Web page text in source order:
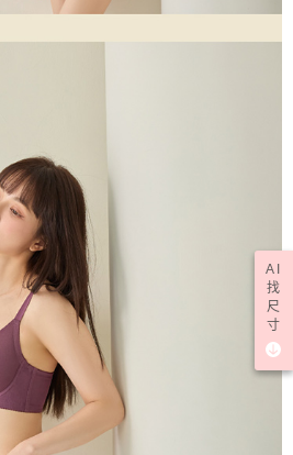
AI
找
尺
寸